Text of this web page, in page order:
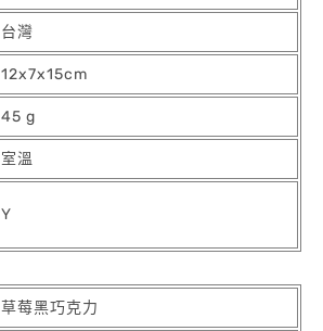
台灣
12x7x15cm
45 g
室溫
Y
草莓黑巧克力